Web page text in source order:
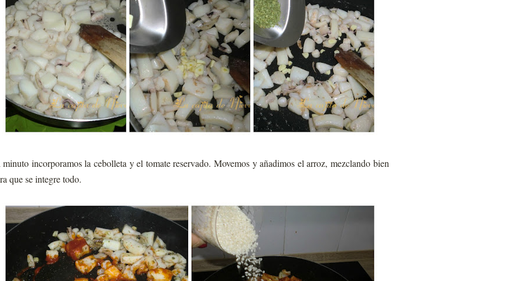
incorporamos la cebolleta y el tomate reservado. Movemos y añadimos el arroz, mezclando bien
que se integre todo.